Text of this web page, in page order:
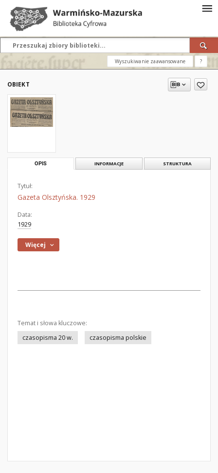
Wyszukiwanie zaawansowane ?
OBIEKT
OPIS INFORMACJE STRUKTURA
Tytuł:
Gazeta Olsztyńska. 1929
Data:
1929
Więcej
Temat i słowa kluczowe:
czasopisma 20 w.
czasopisma polskie